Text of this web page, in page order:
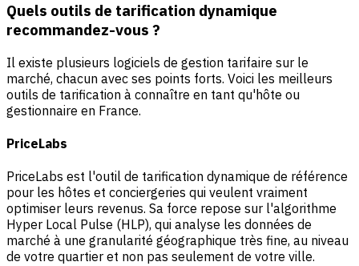
Quels outils de tarification dynamique
recommandez-vous ?
Il existe plusieurs logiciels de gestion tarifaire sur le
marché, chacun avec ses points forts. Voici les meilleurs
outils de tarification à connaître en tant qu'hôte ou
gestionnaire en France.
PriceLabs
PriceLabs est l'outil de tarification dynamique de référence
pour les hôtes et conciergeries qui veulent vraiment
optimiser leurs revenus. Sa force repose sur l'algorithme
Hyper Local Pulse (HLP), qui analyse les données de
marché à une granularité géographique très fine, au niveau
de votre quartier et non pas seulement de votre ville.